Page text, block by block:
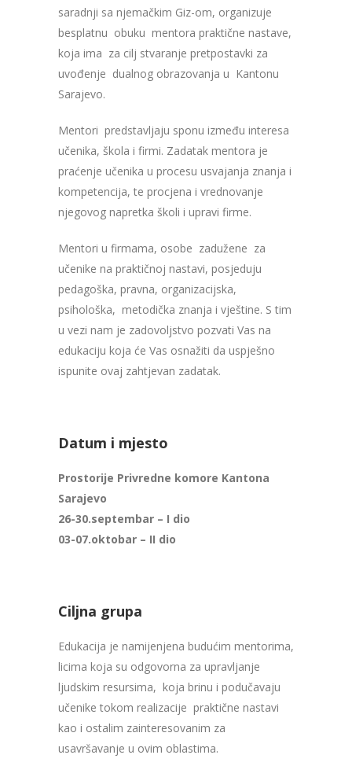
saradnji sa njemačkim Giz-om, organizuje
besplatnu obuku mentora praktične nastave,
koja ima za cilj stvaranje pretpostavki za
uvođenje dualnog obrazovanja u Kantonu
Sarajevo.
Mentori predstavljaju sponu između interesa
učenika, škola i firmi. Zadatak mentora je
praćenje učenika u procesu usvajanja znanja i
kompetencija, te procjena i vrednovanje
njegovog napretka školi i upravi firme.
Mentori u firmama, osobe zadužene za
učenike na praktičnoj nastavi, posjeduju
pedagoška, pravna, organizacijska,
psihološka, metodička znanja i vještine. S tim
u vezi nam je zadovoljstvo pozvati Vas na
edukaciju koja će Vas osnažiti da uspješno
ispunite ovaj zahtjevan zadatak.
Datum i mjesto
Prostorije Privredne komore Kantona
Sarajevo
26-30.septembar – I dio
03-07.oktobar – II dio
Ciljna grupa
Edukacija je namijenjena budućim mentorima,
licima koja su odgovorna za upravljanje
ljudskim resursima, koja brinu i podučavaju
učenike tokom realizacije praktične nastavi
kao i ostalim zainteresovanim za
usavršavanje u ovim oblastima.